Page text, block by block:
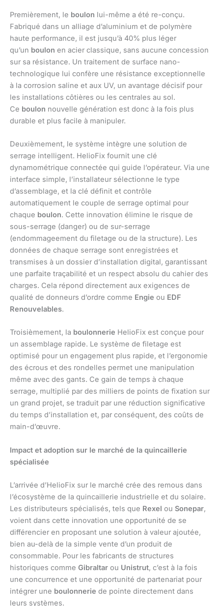
Premièrement, le boulon lui-même a été re-conçu.
Fabriqué dans un alliage d’aluminium et de polymère
haute performance, il est jusqu’à 40% plus léger
qu’un boulon en acier classique, sans aucune concession
sur sa résistance. Un traitement de surface nano-
technologique lui confère une résistance exceptionnelle
à la corrosion saline et aux UV, un avantage décisif pour
les installations côtières ou les centrales au sol.
Ce boulon nouvelle génération est donc à la fois plus
durable et plus facile à manipuler.
Deuxièmement, le système intègre une solution de
serrage intelligent. HelioFix fournit une clé
dynamométrique connectée qui guide l’opérateur. Via une
interface simple, l’installateur sélectionne le type
d’assemblage, et la clé définit et contrôle
automatiquement le couple de serrage optimal pour
chaque boulon. Cette innovation élimine le risque de
sous-serrage (danger) ou de sur-serrage
(endommageement du filetage ou de la structure). Les
données de chaque serrage sont enregistrées et
transmises à un dossier d’installation digital, garantissant
une parfaite traçabilité et un respect absolu du cahier des
charges. Cela répond directement aux exigences de
qualité de donneurs d’ordre comme Engie ou EDF
Renouvelables.
Troisièmement, la boulonnerie HelioFix est conçue pour
un assemblage rapide. Le système de filetage est
optimisé pour un engagement plus rapide, et l’ergonomie
des écrous et des rondelles permet une manipulation
même avec des gants. Ce gain de temps à chaque
serrage, multiplié par des milliers de points de fixation sur
un grand projet, se traduit par une réduction significative
du temps d’installation et, par conséquent, des coûts de
main-d’œuvre.
Impact et adoption sur le marché de la quincaillerie
spécialisée
L’arrivée d’HelioFix sur le marché crée des remous dans
l’écosystème de la quincaillerie industrielle et du solaire.
Les distributeurs spécialisés, tels que Rexel ou Sonepar,
voient dans cette innovation une opportunité de se
différencier en proposant une solution à valeur ajoutée,
bien au-delà de la simple vente d’un produit de
consommable. Pour les fabricants de structures
historiques comme Gibraltar ou Unistrut, c’est à la fois
une concurrence et une opportunité de partenariat pour
intégrer une boulonnerie de pointe directement dans
leurs systèmes.